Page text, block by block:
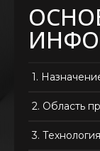
1.
2. Область
3.